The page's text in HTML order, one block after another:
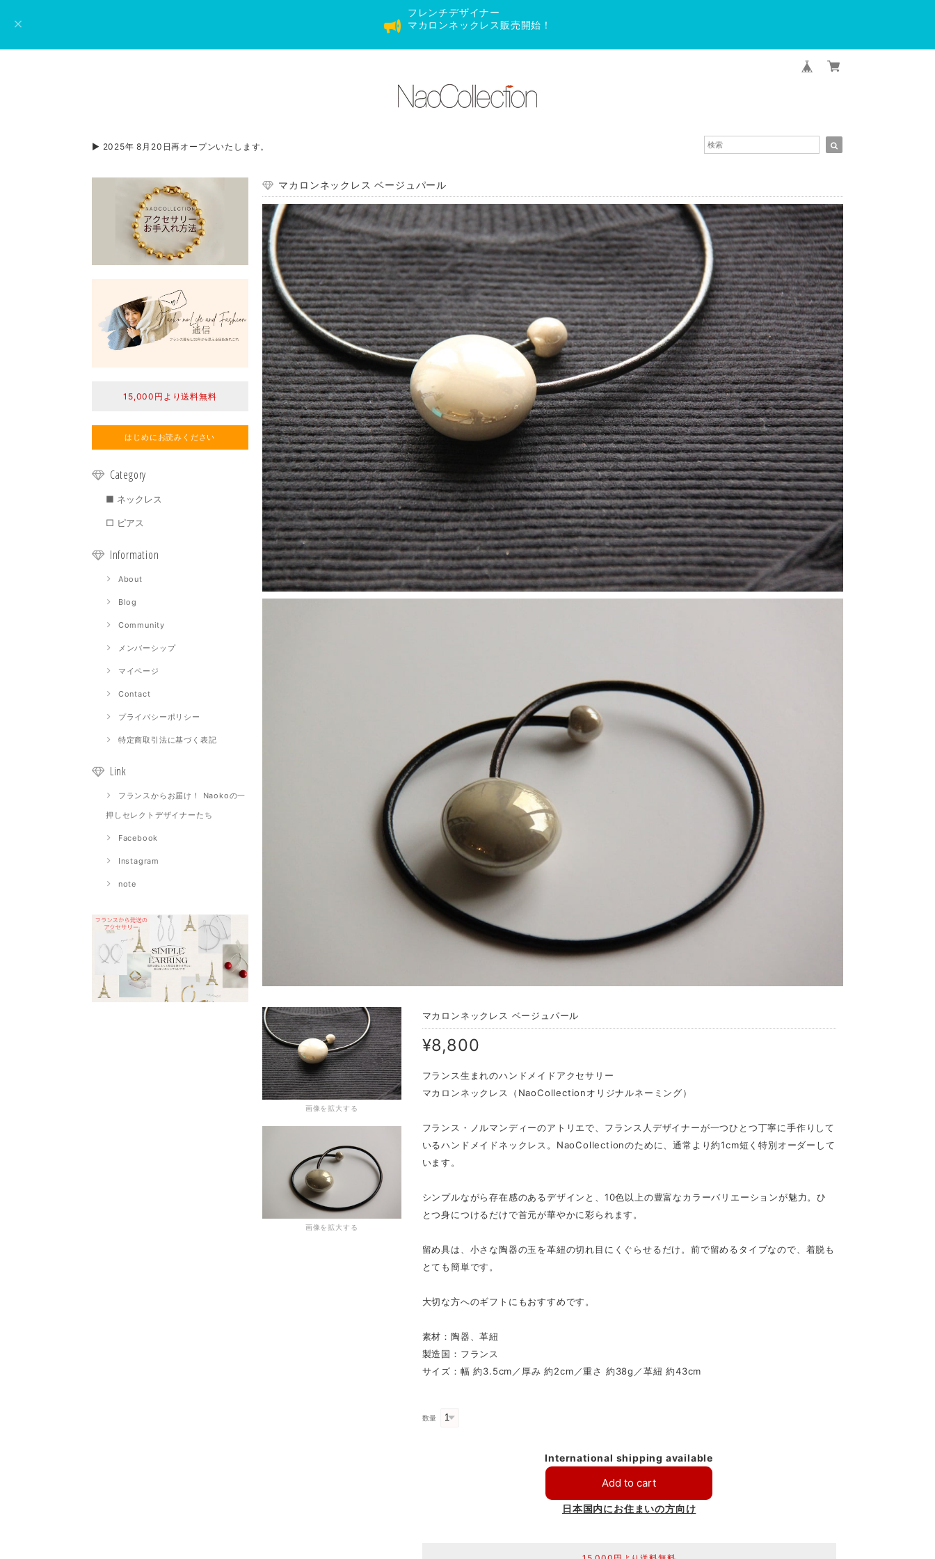
フレンチデザイナー
マカロンネックレス販売開始！
▶︎ 2025年 8月20日再オープンいたします。
15,000円より送料無料
はじめにお読みください
Category
■ ネックレス
□ ピアス
Information
About
Blog
Community
メンバーシップ
マイページ
Contact
プライバシーポリシー
特定商取引法に基づく表記
Link
フランスからお届け！ Naokoの一
押しセレクトデザイナーたち
Facebook
Instagram
note
マカロンネックレス ベージュパール
画像を拡大する
画像を拡大する
マカロンネックレス ベージュパール
¥8,800
フランス生まれのハンドメイドアクセサリー
マカロンネックレス（NaoCollectionオリジナルネーミング）
フランス・ノルマンディーのアトリエで、フランス人デザイナーが一つひとつ丁寧に手作りして
いるハンドメイドネックレス。NaoCollectionのために、通常より約1cm短く特別オーダーして
います。
シンプルながら存在感のあるデザインと、10色以上の豊富なカラーバリエーションが魅力。ひ
とつ身につけるだけで首元が華やかに彩られます。
留め具は、小さな陶器の玉を革紐の切れ目にくぐらせるだけ。前で留めるタイプなので、着脱も
とても簡単です。
大切な方へのギフトにもおすすめです。
素材：陶器、革紐
製造国：フランス
サイズ：幅 約3.5cm／厚み 約2cm／重さ 約38g／革紐 約43cm
数量
International shipping available
Add to cart
日本国内にお住まいの方向け